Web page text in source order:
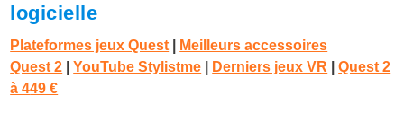
logicielle
Plateformes jeux Quest
Meilleurs accessoires
Quest 2
|YouTube Stylistme Derniers jeux VR |Quest 2
à 449 €